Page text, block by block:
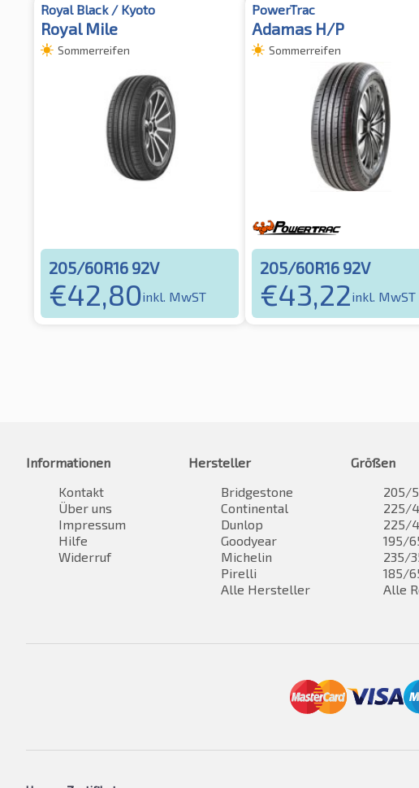
Royal Black / Kyoto
Royal Mile
Sommerreifen
205/60R16 92V
€42,80inkl. MwST
PowerTrac
Adamas H/P
Sommerreifen
205/60R16 92V
€43,22inkl. MwST
Informationen
Kontakt
Über uns
Impressum
Hilfe
Widerruf
Hersteller
Bridgestone
Continental
Dunlop
Goodyear
Michelin
Pirelli
Alle Hersteller
Größen
205/
225/
225/
195/
235/
185/
Alle